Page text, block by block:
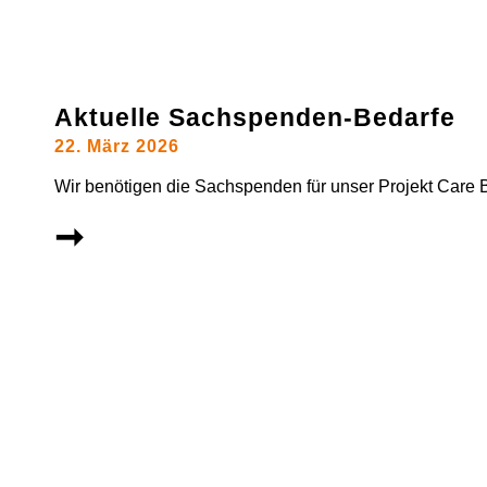
Aktuelle Sachspenden-Bedarfe
22. März 2026
Wir benötigen die Sachspenden für unser Projekt Care
➞